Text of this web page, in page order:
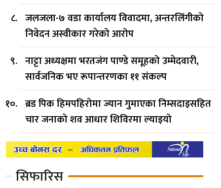
जलजला-७ वडा कार्यालय विवादमा, अन्तरलिंगीको
निवेदन अस्वीकार गरेको आरोप
नाट्टा अध्यक्षमा भरतजंग पाण्डे समूहको उम्मेदवारी,
सार्वजनिक भए रूपान्तरणका ११ संकल्प
ब्रड पिक हिमपहिरोमा ज्यान गुमाएका निम्सदाइसहित
चार जनाको शव आधार शिविरमा ल्याइयो
सिफारिस